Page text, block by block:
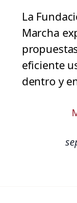
La
Marcha
eficiente
dentro y